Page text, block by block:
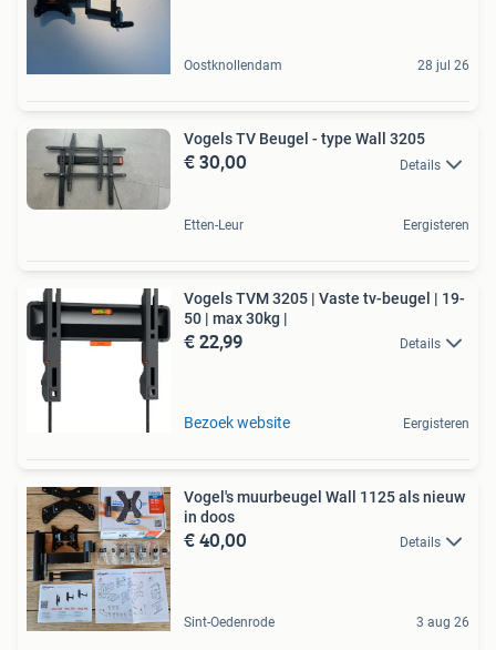
Oostknollendam 28 jul 26
Vogels TV Beugel - type Wall 3205
€ 30,00 Details
Etten-Leur Eergisteren
Vogels TVM 3205 | Vaste tv-beugel | 19-
50 | max 30kg |
€ 22,99 Details
Bezoek website Eergisteren
Vogel's muurbeugel Wall 1125 als nieuw
in doos
€ 40,00 Details
Sint-Oedenrode 3 aug 26